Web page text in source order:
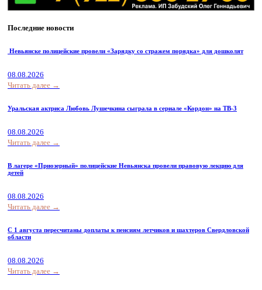
Последние новости
Невьянске полицейские провели «Зарядку со стражем порядка» для дошколят
08.08.2026
Читать далее →
Уральская актриса Любовь Лушечкина сыграла в сериале «Кордон» на ТВ-3
08.08.2026
Читать далее →
В лагере «Приозерный» полицейские Невьянска провели правовую лекцию для
детей
08.08.2026
Читать далее →
С 1 августа пересчитаны доплаты к пенсиям летчиков и шахтеров Свердловской
области
08.08.2026
Читать далее →